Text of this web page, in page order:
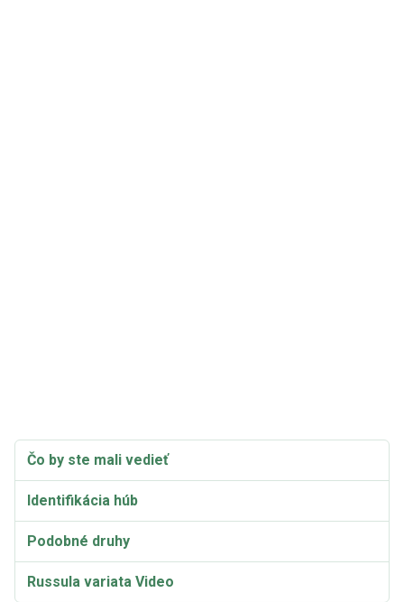
Čo by ste mali vedieť
Identifikácia húb
Podobné druhy
Russula variata Video